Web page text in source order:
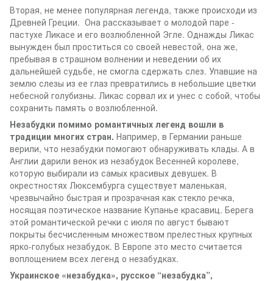
Вторая, не менее популярная легенда, также происходи из
Древней Греции. Она рассказывает о молодой паре -
пастухе Ликасе и его возлюбленной Эгле. Однажды Ликас
вынужден был проститься со своей невестой, она же,
пребывая в страшном волнении и неведении об их
дальнейшей судьбе, не смогла сдержать слез. Упавшие на
землю слезы из ее глаз превратились в небольшие цветки
небесной голубизны. Ликас сорвал их и унес с собой, чтобы
сохранить память о возлюбленной.
Незабудки помимо романтичных легенд вошли в
традиции многих стран. Например, в Германии раньше
верили, что незабудки помогают обнаруживать клады. А в
Англии дарили венок из незабудок Весенней королеве,
которую выбирали из самых красивых девушек. В
окрестностях Люксембурга существует маленькая,
чрезвычайно быстрая и прозрачная как стекло речка,
носящая поэтическое название Купанье красавиц. Берега
этой романтической речки с июля по август бывают
покрыты бесчисленным множеством прелестных крупных
ярко-голубых незабудок. В Европе это место считается
воплощением всех легенд о незабудках.
Украинское «незабудка», русское “незабудка”,